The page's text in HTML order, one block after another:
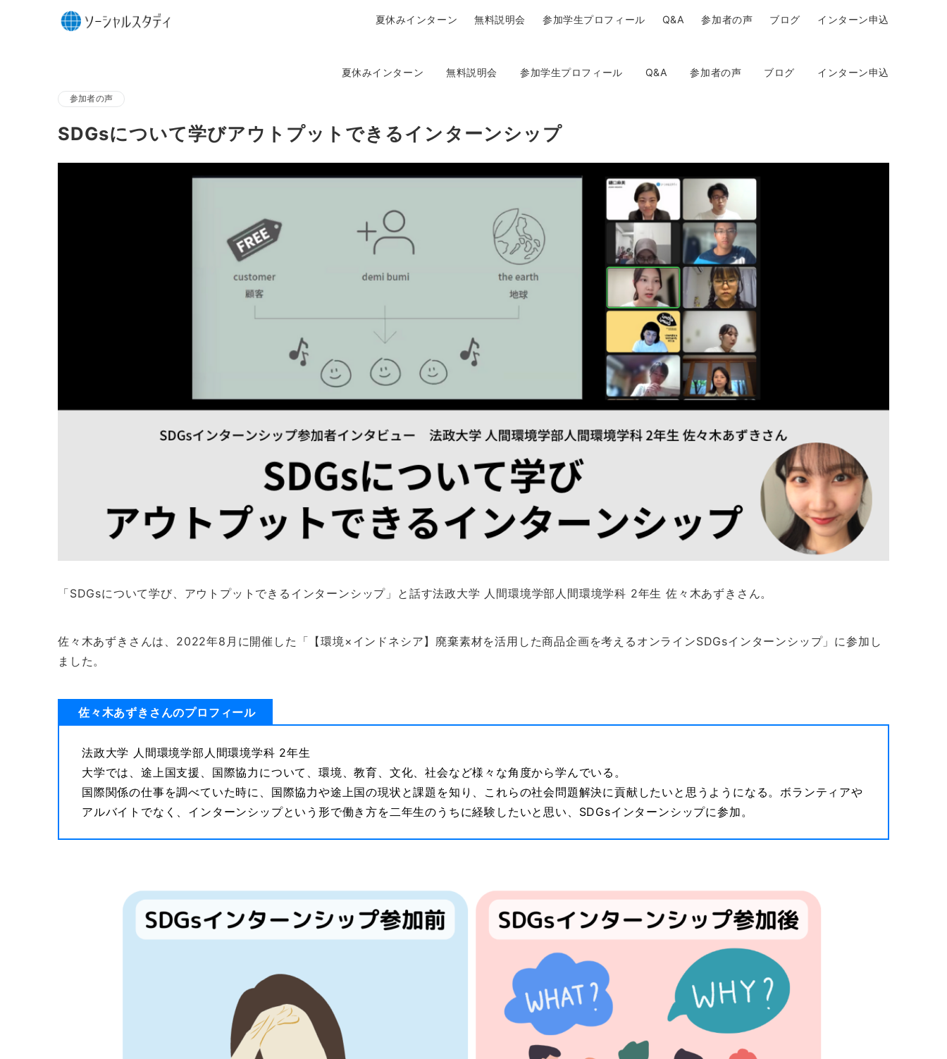
夏休みインターン 無料説明会 参加学生プロフィール Q&A 参加者の声 ブログ インターン申込
夏休みインターン 無料説明会 参加学生プロフィール Q&A 参加者の声 ブログ インターン申込
参加者の声
SDGsについて学びアウトプットできるインターンシップ
「SDGsについて学び、アウトプットできるインターンシップ」と話す法政大学 人間環境学部人間環境学科 2年生 佐々木あずきさん。
佐々木あずきさんは、2022年8月に開催した「【環境×インドネシア】廃棄素材を活用した商品企画を考えるオンラインSDGsインターンシップ」に参加し
ました。
佐々木あずきさんのプロフィール
法政大学 人間環境学部人間環境学科 2年生
大学では、途上国支援、国際協力について、環境、教育、文化、社会など様々な角度から学んでいる。
国際関係の仕事を調べていた時に、国際協力や途上国の現状と課題を知り、これらの社会問題解決に貢献したいと思うようになる。ボランティアや
アルバイトでなく、インターンシップという形で働き方を二年生のうちに経験したいと思い、SDGsインターンシップに参加。